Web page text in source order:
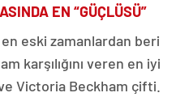
EN “GÜÇLÜSÜ”
eski zamanlardan beri
karşılığını veren en iyi
Victoria Beckham çifti.